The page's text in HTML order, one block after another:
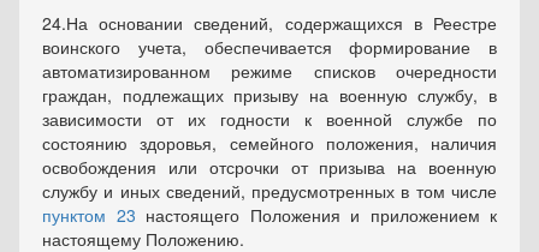
24.На основании сведений, содержащихся в Реестре
воинского учета, обеспечивается формирование в
автоматизированном режиме списков очередности
граждан, подлежащих призыву на военную службу, в
зависимости от их годности к военной службе по
состоянию здоровья, семейного положения, наличия
освобождения или отсрочки от призыва на военную
службу и иных сведений, предусмотренных в том числе
пунктом 23 настоящего Положения и приложением к
настоящему Положению.